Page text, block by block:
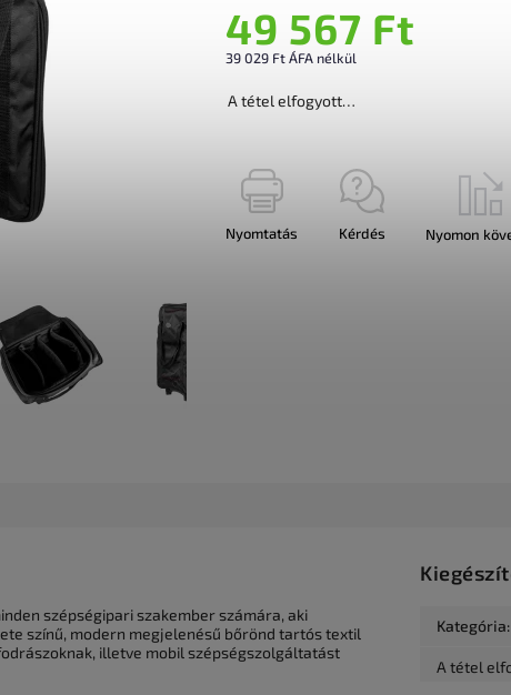
49 567 Ft
39 029 Ft ÁFA nélkül
A tétel elfogyott…
Nyomtatás Kérdés Nyomon
szépségipari szakember számára, aki
színű, modern megjelenésű bőrönd tartós textil
illetve mobil szépségszolgáltatást
Kategória:
A tétel